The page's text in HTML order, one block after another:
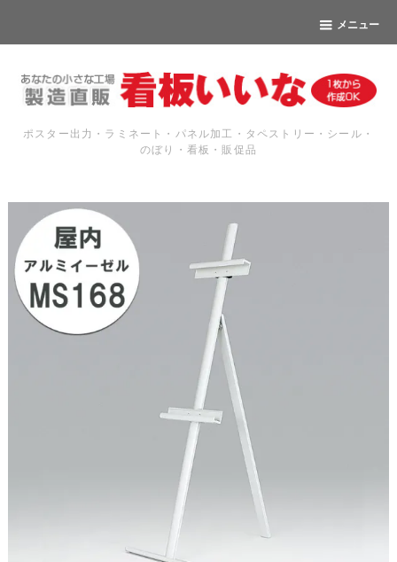
メニュー
ポスター出力・ラミネート・パネル加工・タペストリー・シール・
のぼり・看板・販促品